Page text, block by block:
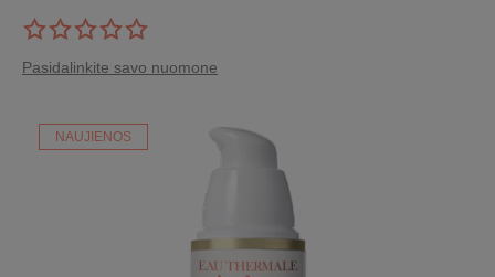
Pasidalinkite savo nuomone
NAUJIENOS